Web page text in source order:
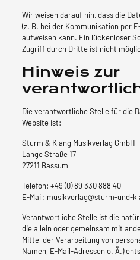
Wir weisen darauf hin, dass die
(z. B. bei der Kommunikation per
aufweisen kann. Ein lückenloser
Zugriff durch Dritte ist nicht
Hinweis zur
Die verantwortliche Stelle für die
Website ist:
Sturm & Klang Musikverlag GmbH
Lange Straße 17
27211 Bassum
Telefon: +49 (0) 89 330 888 40
E-Mail: musikverlag@sturm-und-
Verantwortliche Stelle ist die
die allein oder gemeinsam mit
Mittel der Verarbeitung von
Namen, E-Mail-Adressen o. Ä.)